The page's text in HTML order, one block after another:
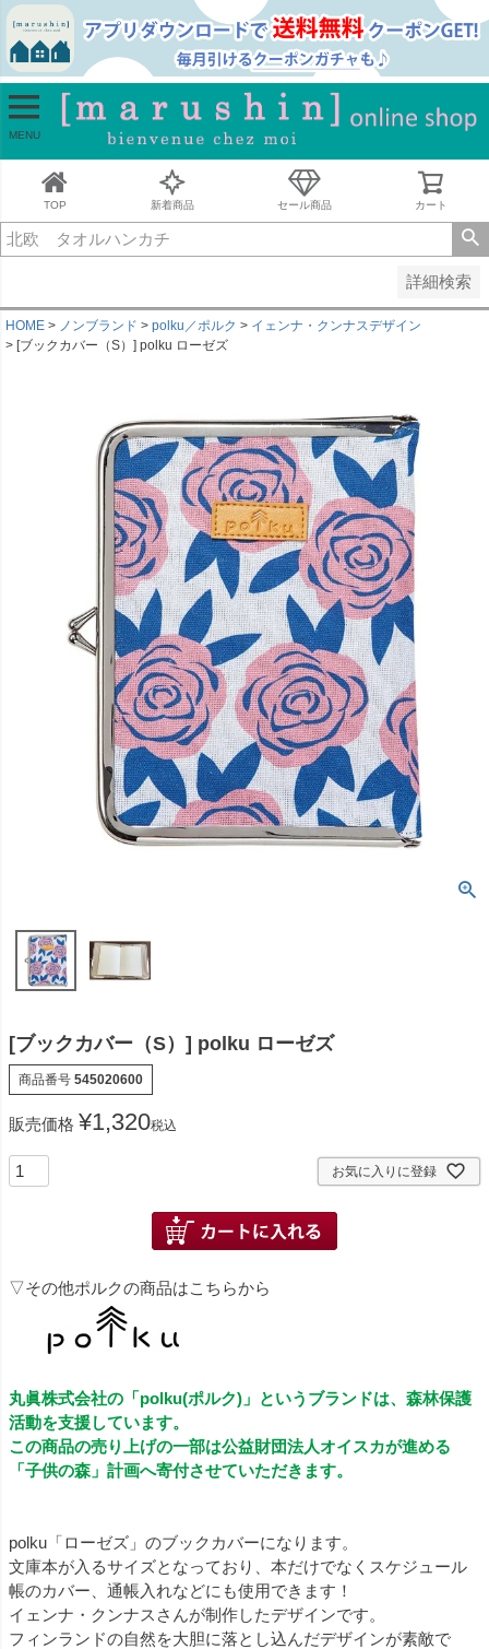
MENU
TOP 新着商品 セール商品 カート
詳細検索
並び順
新着順
古い順
価格が安い順
価格が高い順
キーワードヒット順
HOME ノンブランド polku／ポルク
イェンナ・クンナスデザイン
[ブックカバー（S）] polku ローゼズ
[ブックカバー（S）] polku ローゼズ
商品番号 545020600
販売価格 ¥1,320税込
お気に入りに登録
▽その他ポルクの商品はこちらから
丸眞株式会社の「polku(ポルク)」というブランドは、森林保護
活動を支援しています。
この商品の売り上げの一部は公益財団法人オイスカが進める
「子供の森」計画へ寄付させていただきます。
polku「ローゼズ」のブックカバーになります。
文庫本が入るサイズとなっており、本だけでなくスケジュール
帳のカバー、通帳入れなどにも使用できます！
イェンナ・クンナスさんが制作したデザインです。
フィンランドの自然を大胆に落とし込んだデザインが素敵で